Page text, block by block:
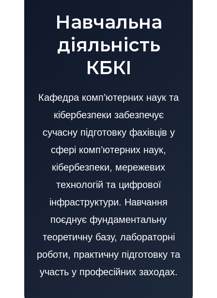
Навчальна
діяльність
КБКІ
Кафедра комп’ютерних наук та
кібербезпеки забезпечує
сучасну підготовку фахівців у
сфері комп’ютерних наук,
кібербезпеки, мережевих
технологій та цифрової
інфраструктури. Навчання
поєднує фундаментальну
теоретичну базу, лабораторні
роботи, практичну підготовку та
участь у професійних заходах.